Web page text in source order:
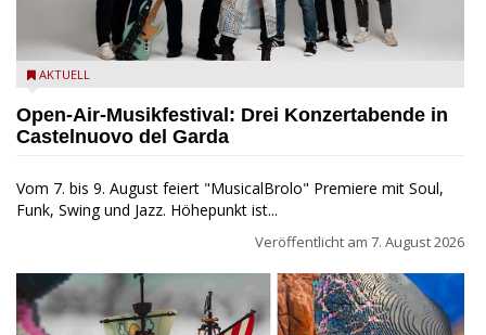
Castelnuovo del Garda: Die "Dirotta su Cuba" zu Gast beim
AKTUELL
Open-Air-Musikfestival: Drei Konzertabende in
Castelnuovo del Garda
Vom 7. bis 9. August feiert "MusicalBrolo" Premiere mit Soul,
Funk, Swing und Jazz. Höhepunkt ist...
Veröffentlicht am 7. August 2026